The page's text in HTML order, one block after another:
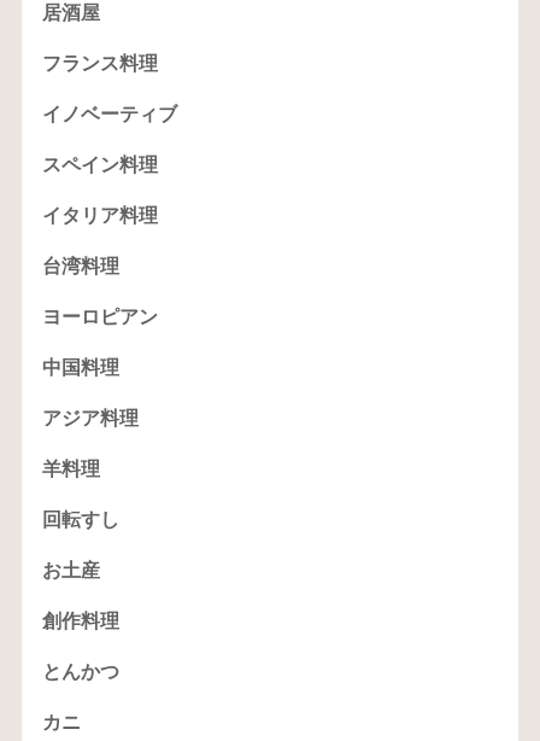
居酒屋
フランス料理
イノベーティブ
スペイン料理
イタリア料理
台湾料理
ヨーロピアン
中国料理
アジア料理
羊料理
回転すし
お土産
創作料理
とんかつ
カニ